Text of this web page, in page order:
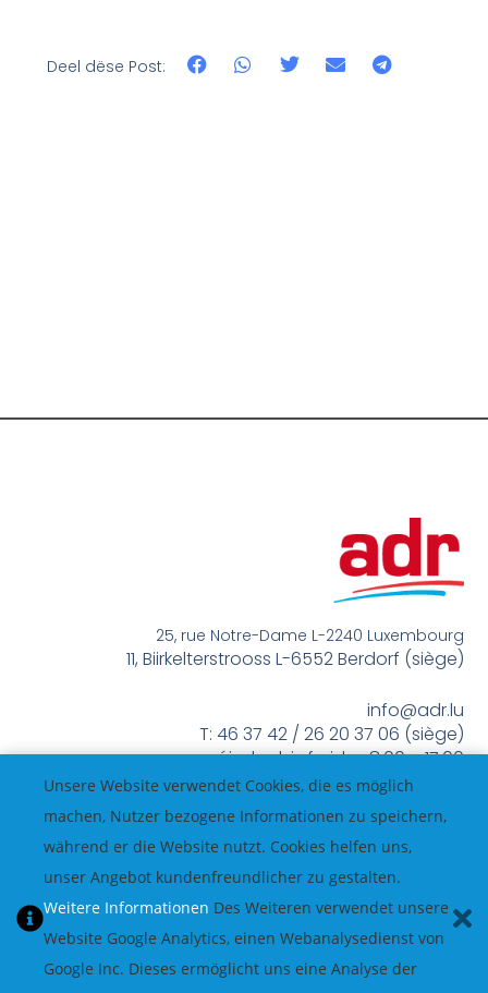
Deel dëse Post:
25, rue Notre-Dame L-2240 Luxembourg
11, Biirkelterstrooss L-6552 Berdorf (siège)
info@adr.lu
T: 46 37 42 / 26 20 37 06 (siège)
méindes bis freides 8:00 – 17:00
Unsere Website verwendet Cookies, die es möglich
machen, Nutzer bezogene Informationen zu speichern,
während er die Website nutzt. Cookies helfen uns,
unser Angebot kundenfreundlicher zu gestalten.
Weitere Informationen Des Weiteren verwendet unsere
Website Google Analytics, einen Webanalysedienst von
Google Inc. Dieses ermöglicht uns eine Analyse der